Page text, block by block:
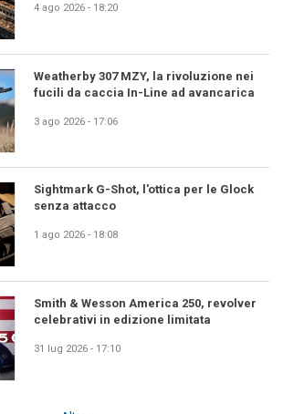
4 ago 2026 - 18:20
Weatherby 307 MZY, la rivoluzione nei
fucili da caccia In-Line ad avancarica
3 ago 2026 - 17:06
Sightmark G-Shot, l'ottica per le Glock
senza attacco
1 ago 2026 - 18:08
Smith & Wesson America 250, revolver
celebrativi in edizione limitata
31 lug 2026 - 17:10